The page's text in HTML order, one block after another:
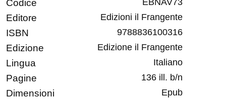
Codice
Editore Edizioni il Frangente
ISBN 9788836100316
Edizione Edizione il Frangente
Lingua Italiano
Pagine 136 ill. b/n
Dimensioni Epub